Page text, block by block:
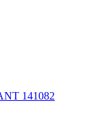
141082